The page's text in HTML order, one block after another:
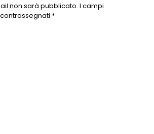
non sarà pubblicato. I campi
*